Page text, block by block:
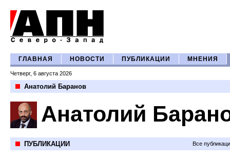
ГЛАВНАЯ НОВОСТИ ПУБЛИКАЦИИ МНЕНИЯ
Четверг, 6 августа 2026
Анатолий Баранов
Анатолий
ПУБЛИКАЦИИ Все